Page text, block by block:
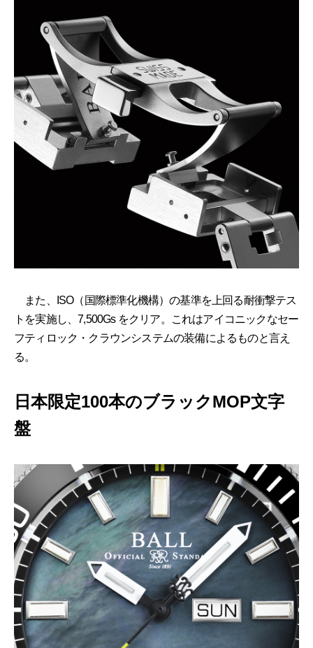
また、ISO（国際標準化機構）の基準を上回る耐衝撃テス
トを実施し、7,500Gs をクリア。これはアイコニックなセー
フティロック・クラウンシステムの装備によるものと言え
る。
日本限定100本のブラックMOP文字
盤